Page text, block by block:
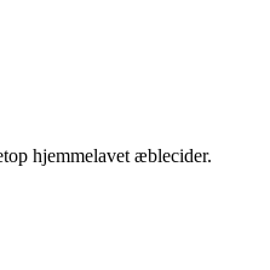
hjemmelavet æblecider.